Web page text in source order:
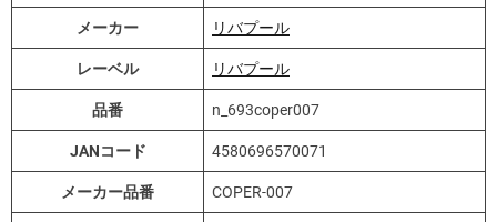
メーカー リバプール
レーベル リバプール
品番 n_693coper007
JANコード 4580696570071
メーカー品番 COPER-007